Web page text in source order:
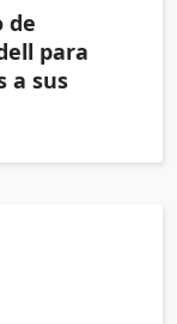
de
para
a sus